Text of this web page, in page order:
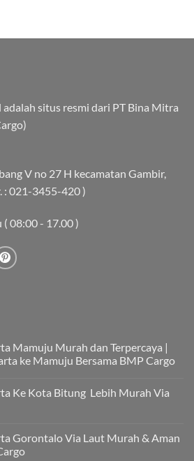
adalah situs resmi dari PT Bina Mitra
V no 27 H kecamatan Gambir,
: 021-3455-420 )
( 08:00 - 17.00 )
Mamuju Murah dan Terpercaya |
ke Mamuju Bersama BMP Cargo
Ke Kota Bitung Lebih Murah Via
Gorontalo Via Laut Murah & Aman